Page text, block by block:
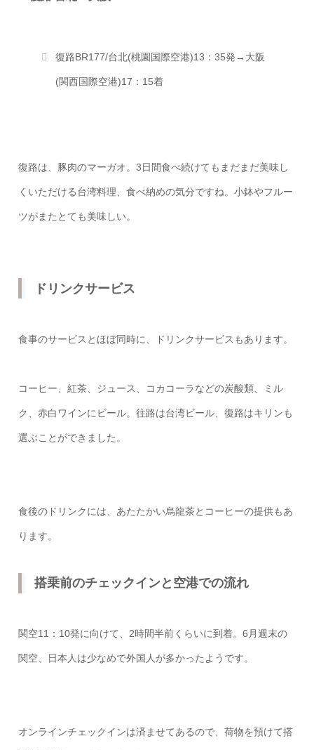
復路BR177/台北(桃園国際空港)13：35発→大阪
(関西国際空港)17：15着
復路は、豚肉のマーガオ。3日間食べ続けてもまだまだ美味し
くいただける台湾料理、食べ納めの気分ですね。小鉢やフルー
ツがまたとても美味しい。
ドリンクサービス
食事のサービスとほぼ同時に、ドリンクサービスもあります。
コーヒー、紅茶、ジュース、コカコーラなどの炭酸類、ミル
ク、赤白ワインにビール。往路は台湾ビール、復路はキリンも
選ぶことができました。
食後のドリンクには、あたたかい烏龍茶とコーヒーの提供もあ
ります。
搭乗前のチェックインと空港での流れ
関空11：10発に向けて、2時間半前くらいに到着。6月週末の
関空、日本人は少なめで外国人が多かったようです。
オンラインチェックインは済ませてあるので、荷物を預けて搭